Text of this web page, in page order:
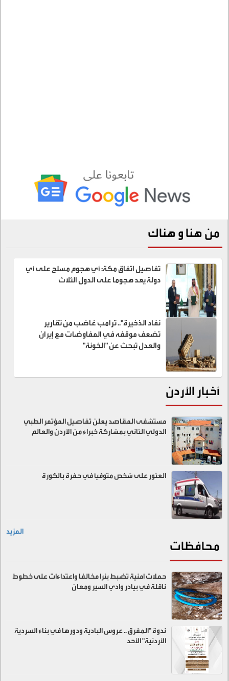
من هنا و هناك
تفاصيل اتفاق مكة: أي هجوم مسلح على أي
دولة يعد هجوما على الدول الثلاث
نفاد الذخيرة".. ترامب غاضب من تقارير
تضعف موقفه في المفاوضات مع إيران
والعدل تبحث عن "الخونة"
أخبار الأردن
مستشفى المقاصد يعلن تفاصيل المؤتمر الطبي
الدولي الثاني بمشاركة خبراء من الأردن والعالم
العثور على شخص متوفيًا في حفرة بالكورة
المزيد
محافظات
حملات امنية تضبط بئرا مخالفا واعتداءات على خطوط
ناقلة في بيادر وادي السير ومعان
ندوة "المفرق .. عروس البادية ودورها في بناء السردية
الأردنية" الأحد